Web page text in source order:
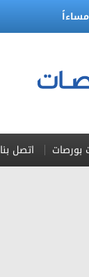
بورصات اتصل بنا